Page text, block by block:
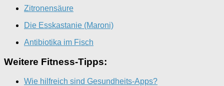
Zitronensäure
Die Esskastanie (Maroni)
Antibiotika im Fisch
Weitere Fitness-Tipps:
Wie hilfreich sind Gesundheits-Apps?